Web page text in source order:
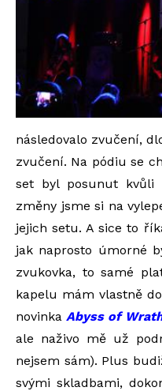
následovalo zvučení,
zvučení. Na pódiu se
set byl posunut kvůli
změny jsme si na
jejich setu. A sice to
jak naprosto úmorné
zvukovka, to samé
kapelu mám vlastně
novinka Abyss of
ale naživo mě už
nejsem sám). Plus
svými skladbami,